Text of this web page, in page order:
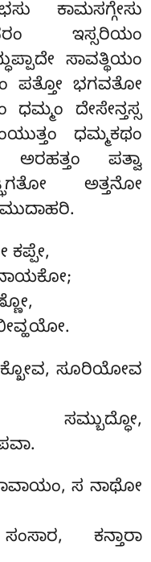
ಕಾಮಸಗ್ಗೇಸು
ಇಸ್ಸರಿಯಂ
ಸಾವತ್ಥಿಯಂ
ಪತ್ತೋ ಭಗವತೋ
ಧಮ್ಮಂ ದೇಸೇನ್ತಸ್ಸ
ಧಮ್ಮಕಥಂ
ಅರಹತ್ತಂ ಪತ್ವಾ
ಅತ್ತನೋ
ಸೂರಿಯೋವ
ಸಮ್ಬುದ್ಧೋ,
ಸ ನಾಥೋ
ಕನ್ತಾರಾ